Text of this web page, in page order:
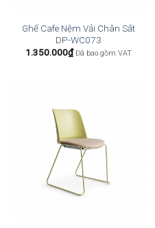
Ghế Cafe Nệm Vải Chân Sắt
DP-WC073
1.350.000₫ Đã bao gồm VAT